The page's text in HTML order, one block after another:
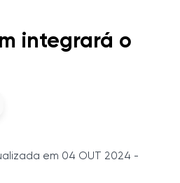
integrará o
em 04 OUT 2024 -